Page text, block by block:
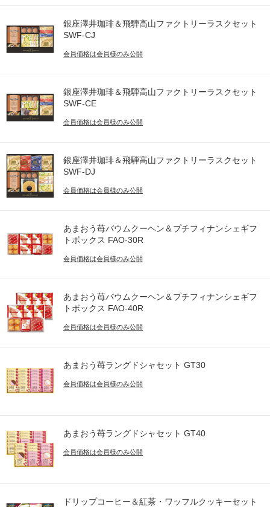
銀座澤井珈琲＆飛騨高山ファクトリーラスクセット
SWF-CJ
会員価格は会員様のみ公開
銀座澤井珈琲＆飛騨高山ファクトリーラスクセット
SWF-CE
会員価格は会員様のみ公開
銀座澤井珈琲＆飛騨高山ファクトリーラスクセット
SWF-DJ
会員価格は会員様のみ公開
あまおう苺バウムクーヘン＆プチフィナンシェギフ
トボックス FAO-30R
会員価格は会員様のみ公開
あまおう苺バウムクーヘン＆プチフィナンシェギフ
トボックス FAO-40R
会員価格は会員様のみ公開
あまおう苺ラングドシャセット GT30
会員価格は会員様のみ公開
あまおう苺ラングドシャセット GT40
会員価格は会員様のみ公開
ドリップコーヒー＆紅茶・ワッフルクッキーセット